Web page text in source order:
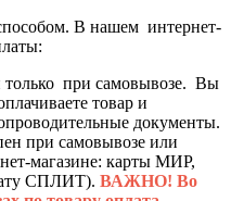
В нашем интернет-
только при самовывозе. Вы
товар и
документы.
при самовывозе или
магазине: карты МИР,
СПЛИТ). ВАЖНО! Во